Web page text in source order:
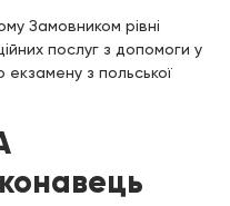
Замовником рівні
послуг з допомоги у
екзамену з польської